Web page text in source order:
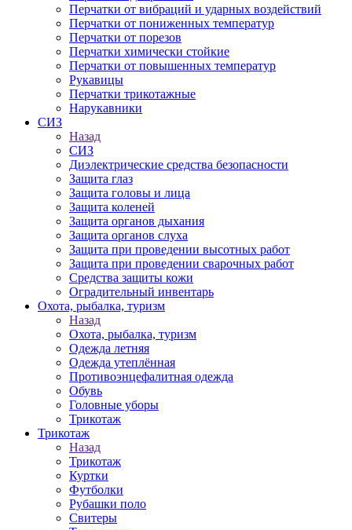
Перчатки от вибраций и ударных воздействий
Перчатки от пониженных температур
Перчатки от порезов
Перчатки химически стойкие
Перчатки от повышенных температур
Рукавицы
Перчатки трикотажные
Нарукавники
СИЗ
Назад
СИЗ
Диэлектрические средства безопасности
Защита глаз
Защита головы и лица
Защита коленей
Защита органов дыхания
Защита органов слуха
Защита при проведении высотных работ
Защита при проведении сварочных работ
Средства защиты кожи
Оградительный инвентарь
Охота, рыбалка, туризм
Назад
Охота, рыбалка, туризм
Одежда летняя
Одежда утеплённая
Противоэнцефалитная одежда
Обувь
Головные уборы
Трикотаж
Трикотаж
Назад
Трикотаж
Куртки
Футболки
Рубашки поло
Свитеры